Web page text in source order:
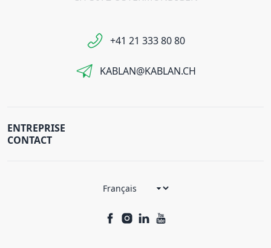
+41 21 333 80 80
KABLAN@KABLAN.CH
ENTREPRISE
CONTACT